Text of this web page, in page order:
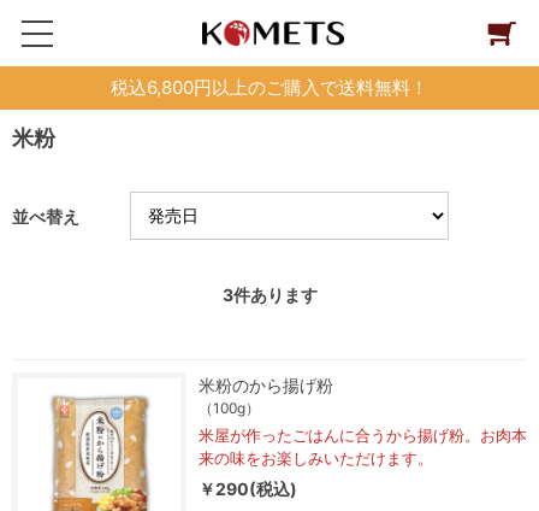
税込6,800円以上のご購入で送料無料！
米粉
並べ替え
3件あります
米粉のから揚げ粉
（100g）
米屋が作ったごはんに合うから揚げ粉。お肉本
来の味をお楽しみいただけます。
￥290(税込)